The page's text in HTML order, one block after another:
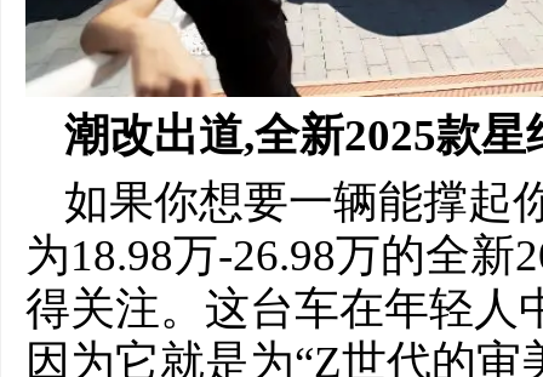
潮改出道,全新2025款
如果你想要一辆能撑起
为18.98万-26.98万的全新
得关注。这台车在年轻人
因为它就是为“Z世代的审